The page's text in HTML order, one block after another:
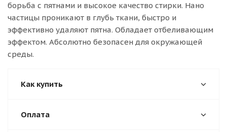
борьба с пятнами и высокое качество стирки. Нано
частицы проникают в глубь ткани, быстро и
эффективно удаляют пятна. Обладает отбеливающим
эффектом. Абсолютно безопасен для окружающей
среды.
Как купить
Оплата